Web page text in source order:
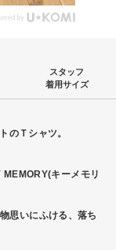
スタッフ
着用サイズ
のＴシャツ。
キーメモリ
思いにふける、落ち